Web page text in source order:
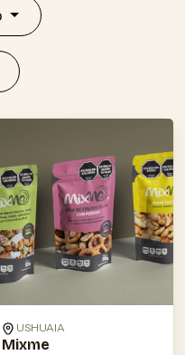
USHUAIA
Mixme